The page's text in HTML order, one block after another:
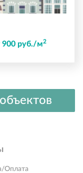
900 руб./м2
Оплата